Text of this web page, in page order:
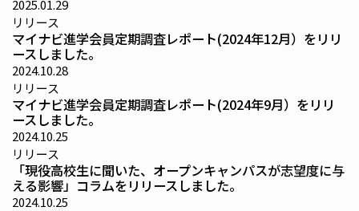
2025.01.29
リリース
マイナビ進学会員定期調査レポート(2024年12月）をリリ
ースしました。
2024.10.28
リリース
マイナビ進学会員定期調査レポート(2024年9月）をリリ
ースしました。
2024.10.25
リリース
「現役高校生に聞いた、オープンキャンパスが志望度に与
える影響」コラムをリリースしました。
2024.10.25